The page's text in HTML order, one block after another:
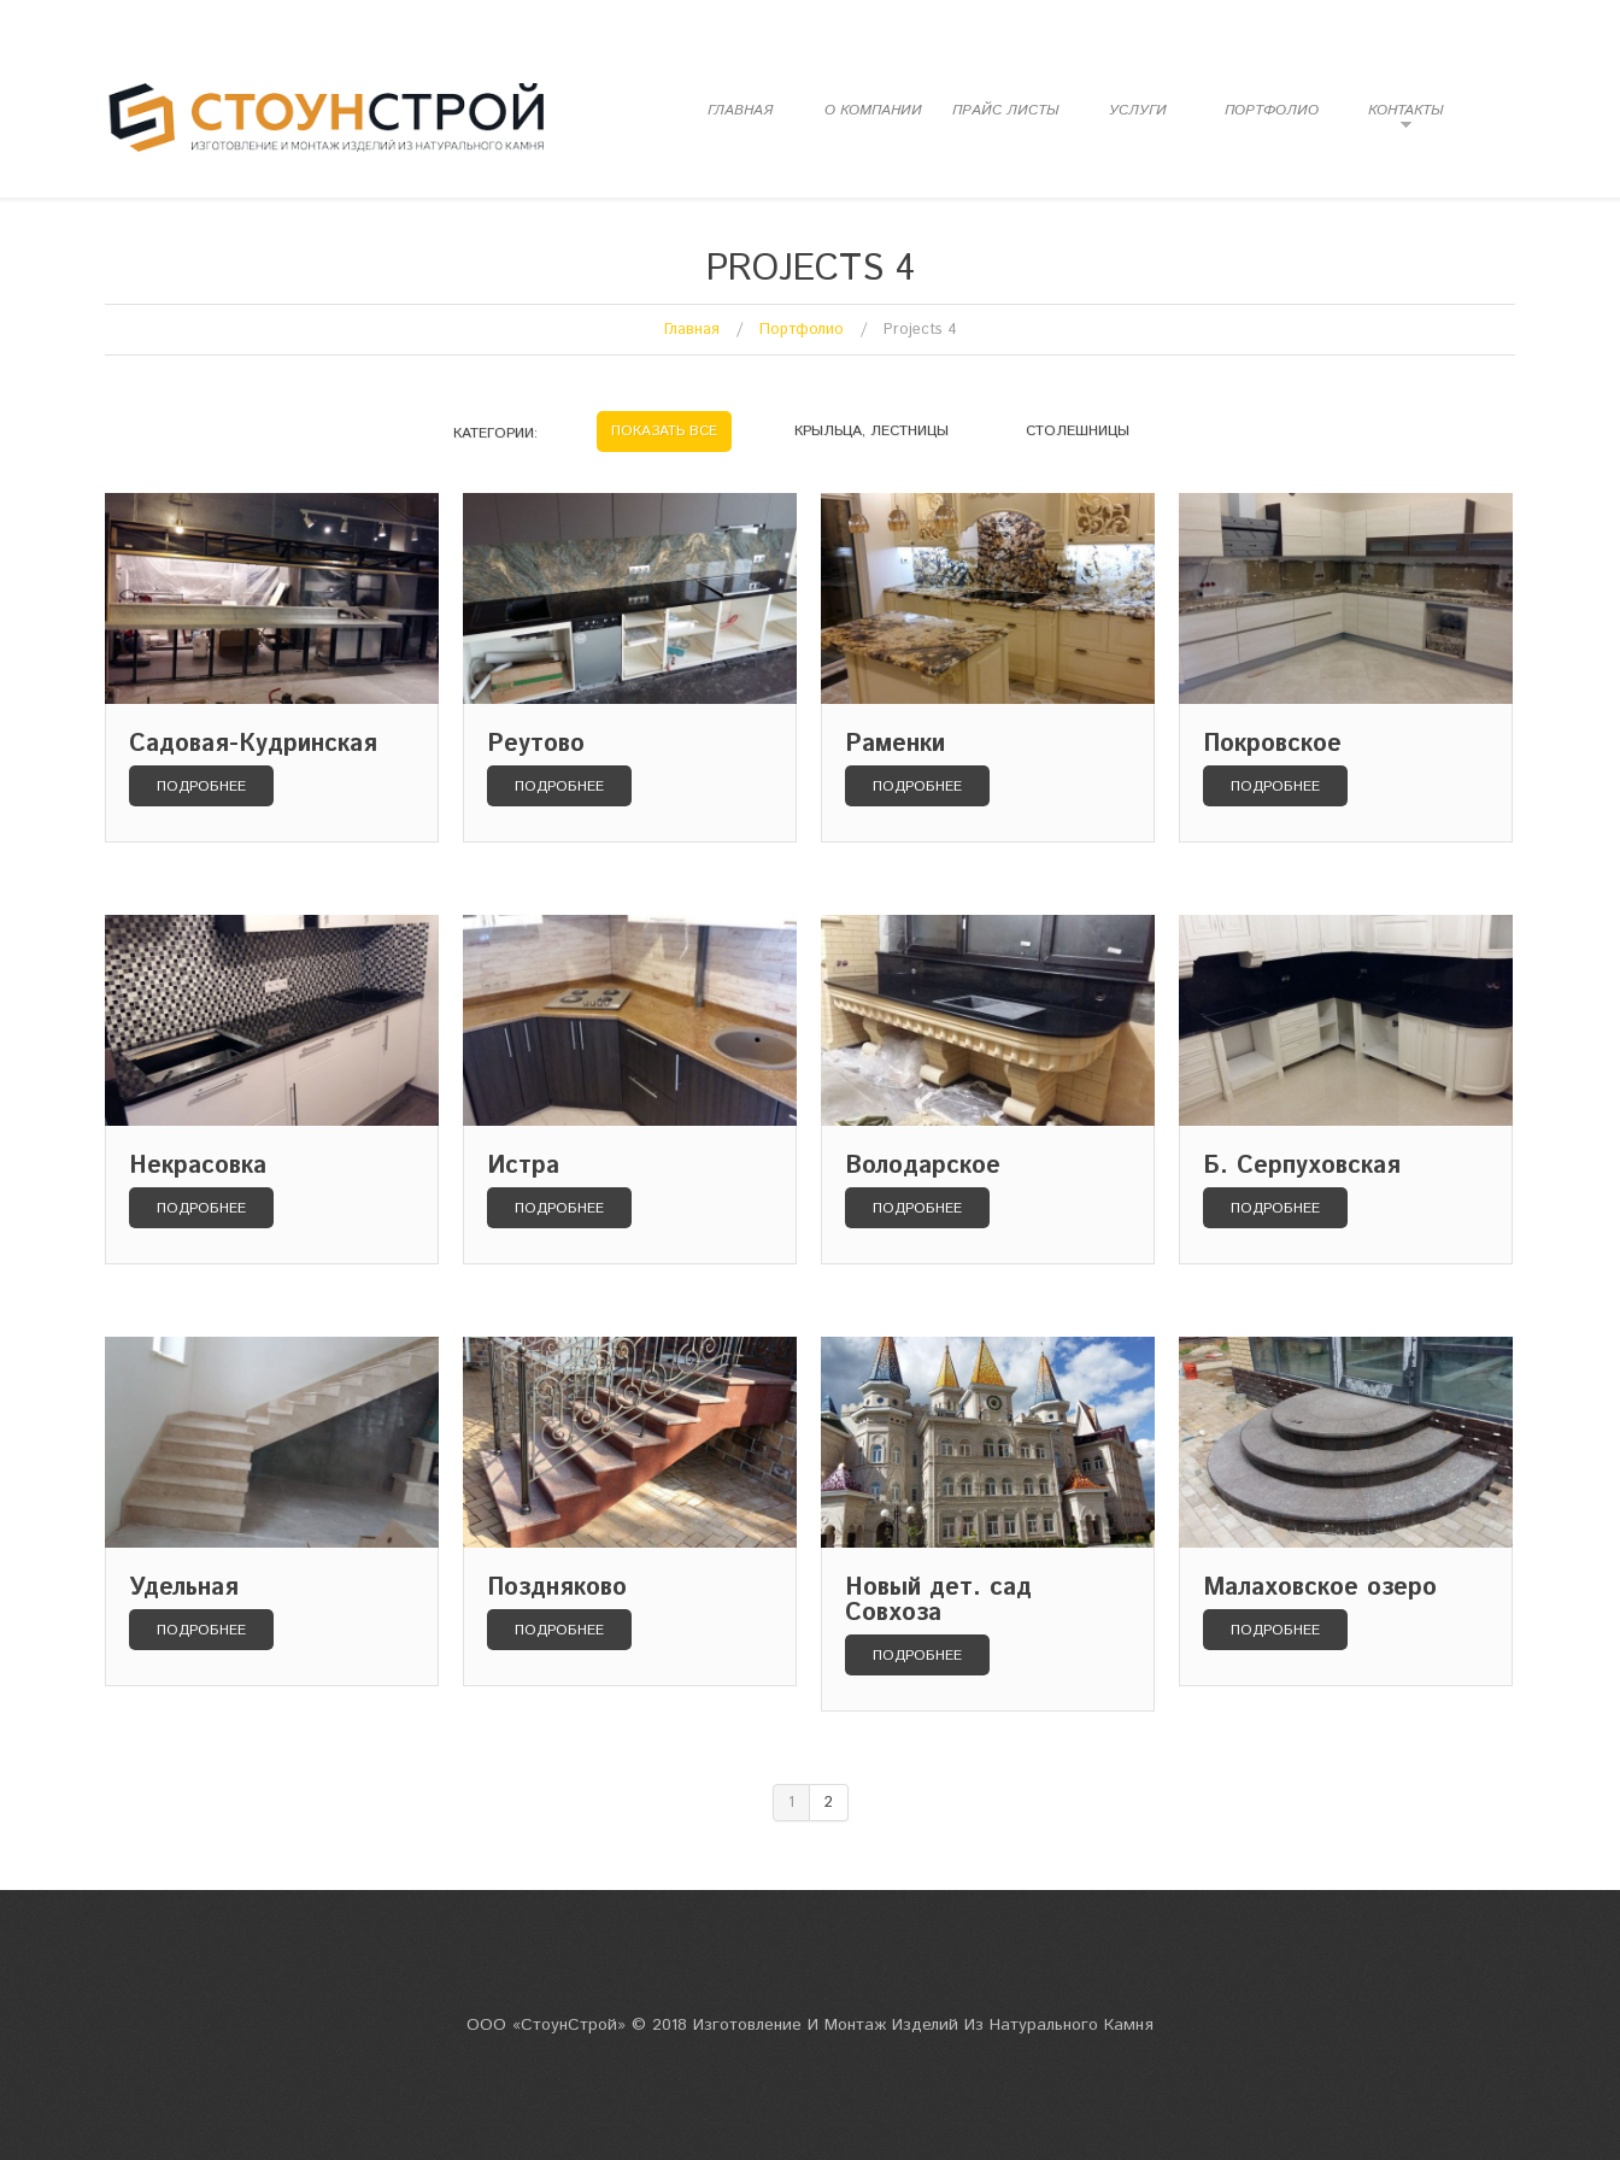
ГЛАВНАЯ О КОМПАНИИ ПРАЙС ЛИСТЫ УСЛУГИ ПОРТФОЛИО КОНТАКТЫ
PROJECTS 4
Главная Портфолио Projects 4
КАТЕГОРИИ: ПОКАЗАТЬ ВСЕ КРЫЛЬЦА, ЛЕСТНИЦЫ СТОЛЕШНИЦЫ
Садовая-Кудринская
ПОДРОБНЕЕ
Реутово
ПОДРОБНЕЕ
Раменки
ПОДРОБНЕЕ
Покровское
ПОДРОБНЕЕ
Некрасовка
ПОДРОБНЕЕ
Истра
ПОДРОБНЕЕ
Володарское
ПОДРОБНЕЕ
Б. Серпуховская
ПОДРОБНЕЕ
Удельная
ПОДРОБНЕЕ
Поздняково
ПОДРОБНЕЕ
Новый дет. сад
Совхоза
ПОДРОБНЕЕ
Малаховское озеро
ПОДРОБНЕЕ
1 2
ООО «СтоунСтрой» © 2018 Изготовление И Монтаж Изделий Из Натурального Камня